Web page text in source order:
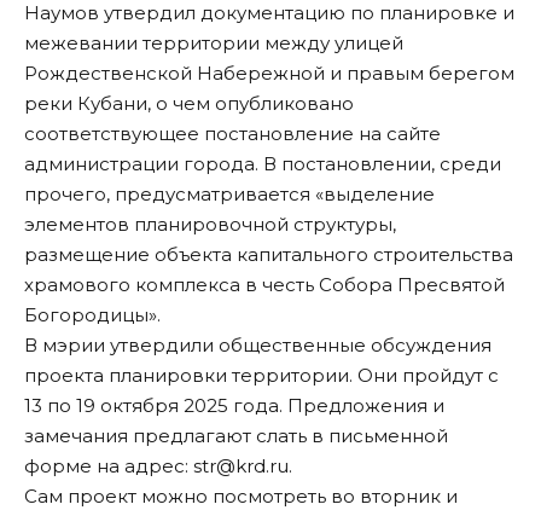
Наумов утвердил документацию по планировке и
межевании территории между улицей
Рождественской Набережной и правым берегом
реки Кубани, о чем опубликовано
соответствующее постановление на сайте
администрации города. В постановлении, среди
прочего, предусматривается «выделение
элементов планировочной структуры,
размещение объекта капитального строительства
храмового комплекса в честь Собора Пресвятой
Богородицы».
В мэрии утвердили общественные обсуждения
проекта планировки территории. Они пройдут с
13 по 19 октября 2025 года. Предложения и
замечания предлагают слать в письменной
форме на адрес: str@krd.ru.
Сам проект можно посмотреть во вторник и